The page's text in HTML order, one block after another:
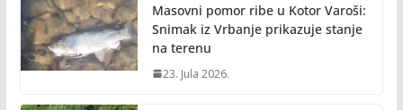
Masovni pomor ribe u Kotor Varoši:
Snimak iz Vrbanje prikazuje stanje
na terenu
23. Jula 2026.